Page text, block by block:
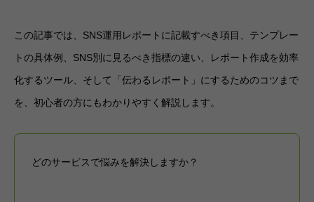
この記事では、SNS運用レポートに記載すべき項目、テンプレー
トの具体例、SNS別に見るべき指標の違い、レポート作成を効率
化するツール、そして「伝わるレポート」にするためのコツまで
を、初心者の方にもわかりやすく解説します。
どのサービスで悩みを解決しますか？